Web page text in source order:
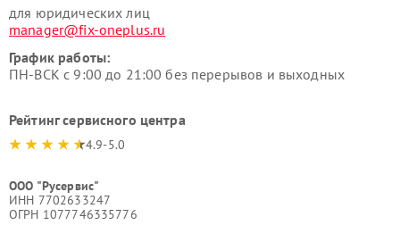
для юридических лиц
manager@fix-oneplus.ru
График работы:
ПН-ВСК с 9:00 до 21:00 без перерывов и выходных
Рейтинг сервисного центра
4.9-5.0
ООО "Русервис"
ИНН 7702633247
ОГРН 1077746335776